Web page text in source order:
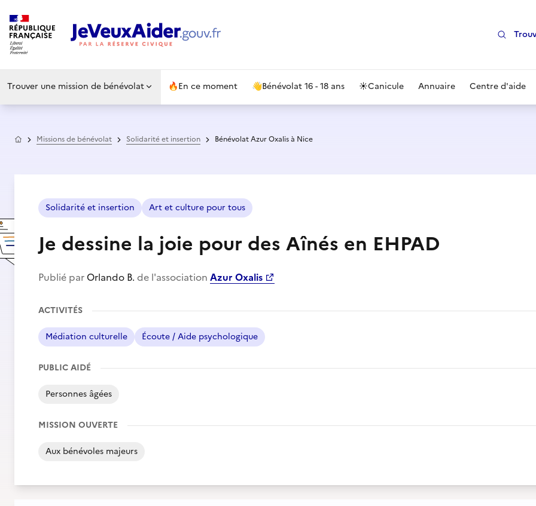
Trouver une mission de bénévolat 🔥En ce moment 👋Bénévolat 16 - 18 ans ☀️Canicule Annuaire Centre d'aide
AccueilMissions de bénévolat Solidarité et insertion Bénévolat Azur Oxalis à Nice
Solidarité et insertion Art et culture pour tous
Je dessine la joie pour des Aînés en EHPAD
Publié par Orlando B. de l'association Azur Oxalis
ACTIVITÉS
Médiation culturelle Écoute / Aide psychologique
PUBLIC AIDÉ
Personnes âgées
MISSION OUVERTE
Aux bénévoles majeurs